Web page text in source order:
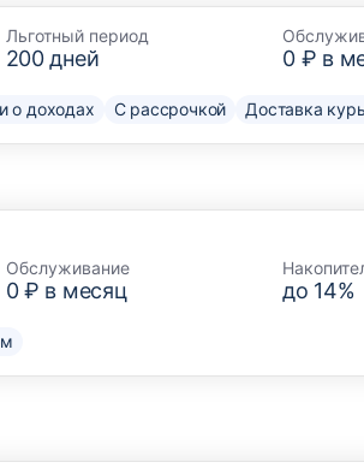
Льготный период
200дней 0 ₽ в
о доходах С рассрочкой Доставка
Обслуживание
0 ₽ в месяц до 14%